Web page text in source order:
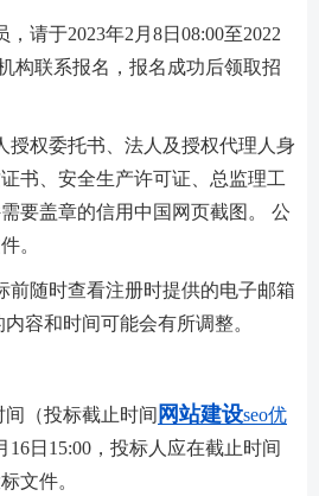
请于2023年2月8日08:00至2022
构联系报名，报名成功后领取招
授权委托书、法人及授权代理人身
书、安全生产许可证、总监理工
要盖章的信用中国网页截图。 公
。
前随时查看注册时提供的电子邮箱
容和时间可能会有所调整。
（投标截止时间 网站建设seo优
16日15:00，投标人应在截止时间
文件。